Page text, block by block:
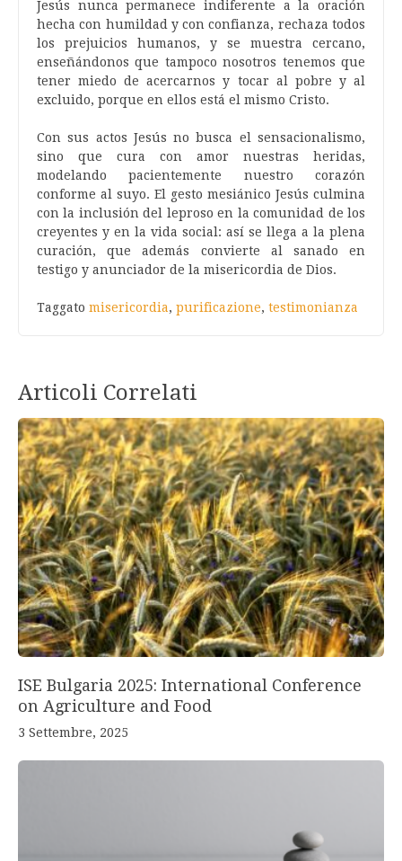
Jesús nunca permanece indiferente a la oración
hecha con humildad y con confianza, rechaza todos
los prejuicios humanos, y se muestra cercano,
enseñándonos que tampoco nosotros tenemos que
tener miedo de acercarnos y tocar al pobre y al
excluido, porque en ellos está el mismo Cristo.
Con sus actos Jesús no busca el sensacionalismo,
sino que cura con amor nuestras heridas,
modelando pacientemente nuestro corazón
conforme al suyo. El gesto mesiánico Jesús culmina
con la inclusión del leproso en la comunidad de los
creyentes y en la vida social: así se llega a la plena
curación, que además convierte al sanado en
testigo y anunciador de la misericordia de Dios.
Taggato misericordia, purificazione, testimonianza
Articoli Correlati
ISE Bulgaria 2025: International Conference
on Agriculture and Food
3 Settembre, 2025